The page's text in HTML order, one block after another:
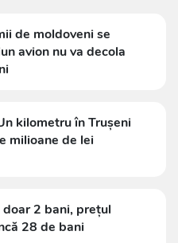
de moldoveni se
avion nu va decola
kilometru în Trușeni
milioane de lei
2 bani, prețul
28 de bani